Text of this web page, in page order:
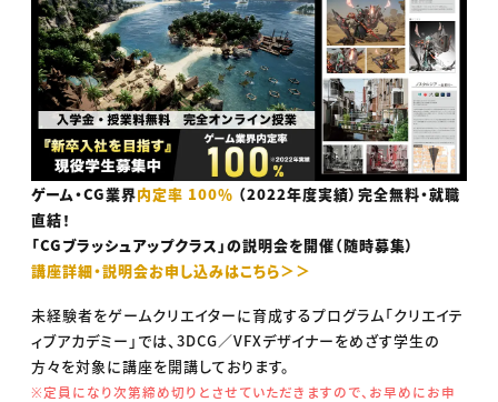
ゲーム・CG業界内定率 100％ （2022年度実績）完全無料・就職
直結！
「CGブラッシュアップクラス」の説明会を開催（随時募集）
講座詳細・説明会お申し込みはこちら＞＞
未経験者をゲームクリエイターに育成するプログラム「クリエイテ
ィブアカデミー」では、3DCG／VFXデザイナーをめざす学生の
方々を対象に講座を開講しております。
※定員になり次第締め切りとさせていただきますので、お早めにお申